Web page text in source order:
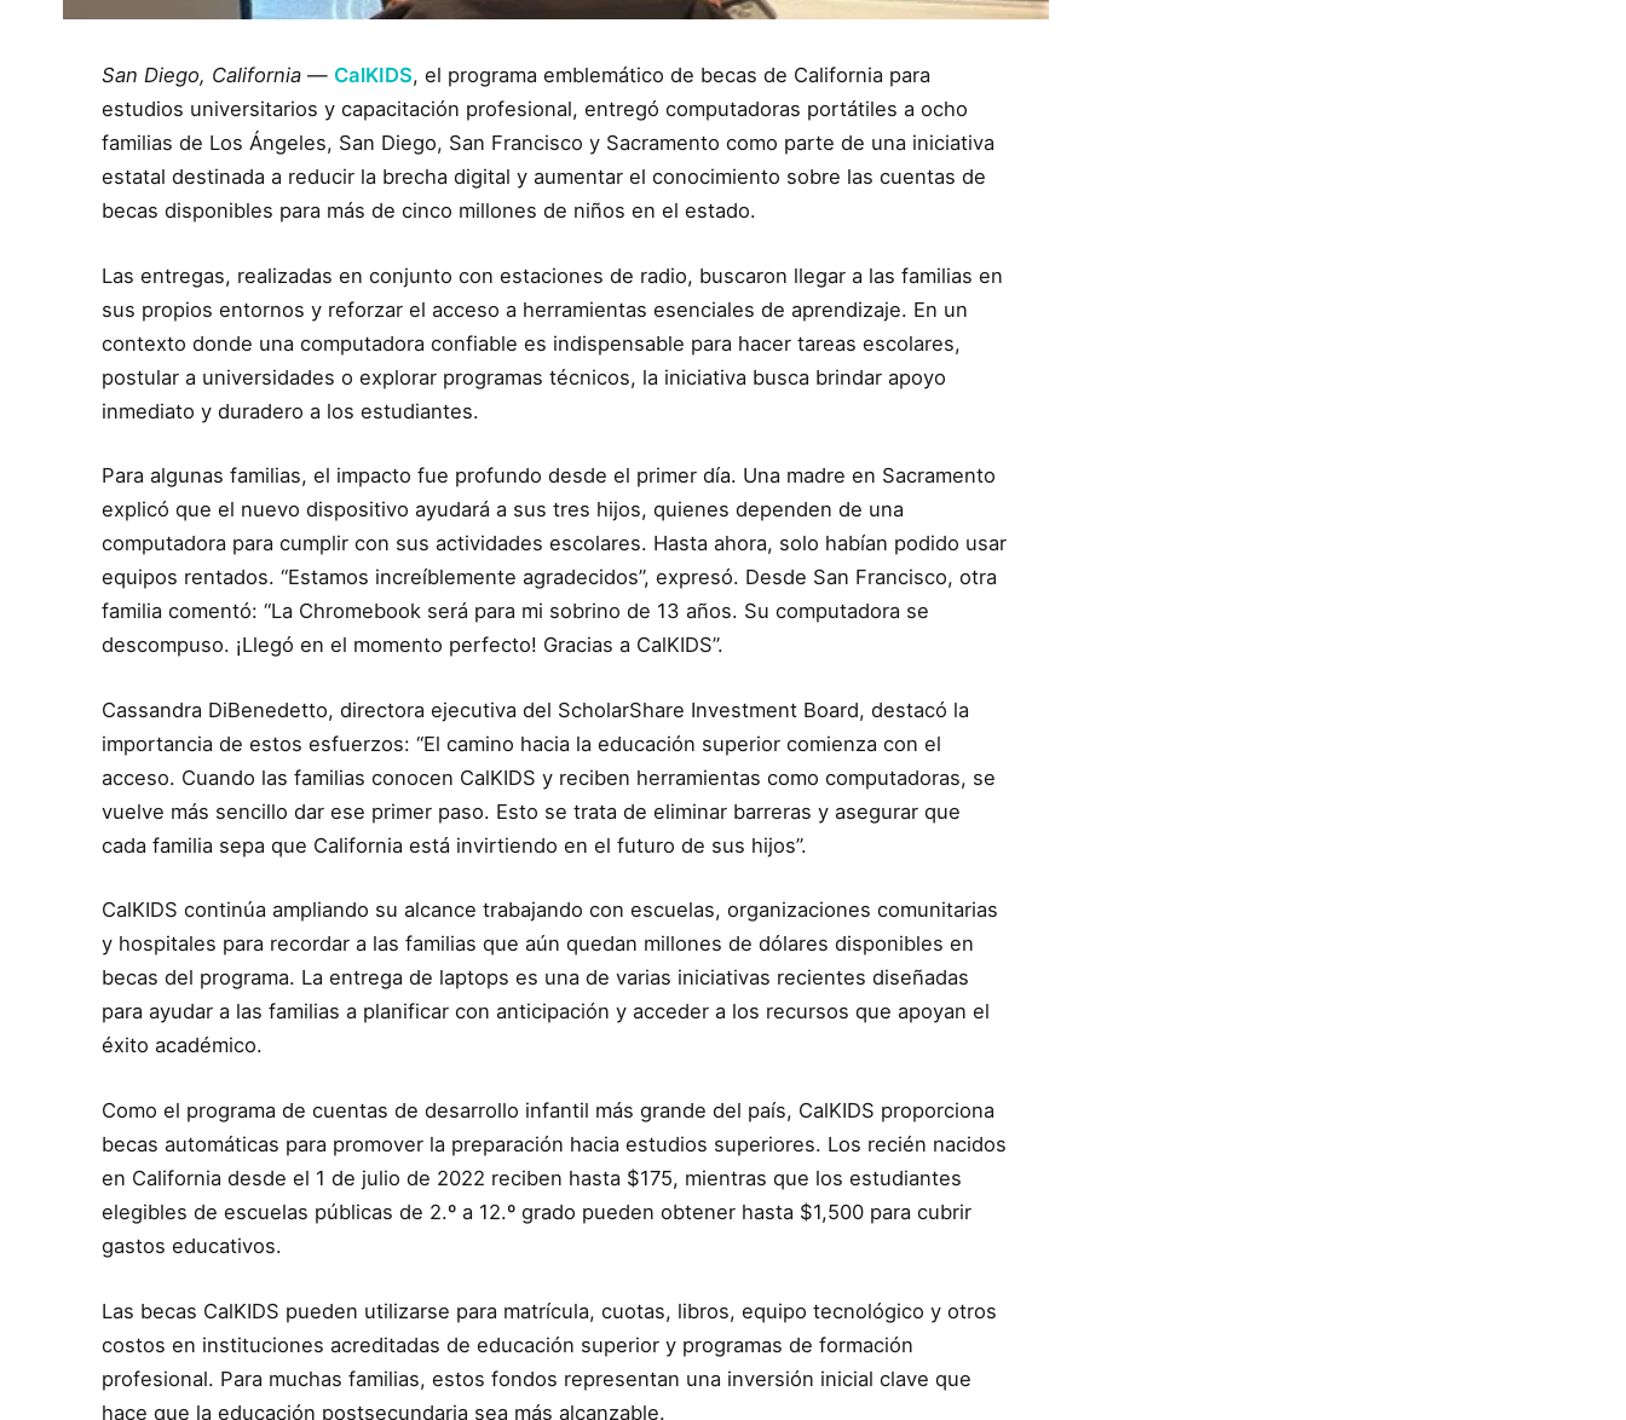
San Diego, California — CalKIDS, el programa emblemático de becas de California para
estudios universitarios y capacitación profesional, entregó computadoras portátiles a ocho
familias de Los Ángeles, San Diego, San Francisco y Sacramento como parte de una iniciativa
estatal destinada a reducir la brecha digital y aumentar el conocimiento sobre las cuentas de
becas disponibles para más de cinco millones de niños en el estado.
Las entregas, realizadas en conjunto con estaciones de radio, buscaron llegar a las familias en
sus propios entornos y reforzar el acceso a herramientas esenciales de aprendizaje. En un
contexto donde una computadora confiable es indispensable para hacer tareas escolares,
postular a universidades o explorar programas técnicos, la iniciativa busca brindar apoyo
inmediato y duradero a los estudiantes.
Para algunas familias, el impacto fue profundo desde el primer día. Una madre en Sacramento
explicó que el nuevo dispositivo ayudará a sus tres hijos, quienes dependen de una
computadora para cumplir con sus actividades escolares. Hasta ahora, solo habían podido usar
equipos rentados. “Estamos increíblemente agradecidos”, expresó. Desde San Francisco, otra
familia comentó: “La Chromebook será para mi sobrino de 13 años. Su computadora se
descompuso. ¡Llegó en el momento perfecto! Gracias a CalKIDS”.
Cassandra DiBenedetto, directora ejecutiva del ScholarShare Investment Board, destacó la
importancia de estos esfuerzos: “El camino hacia la educación superior comienza con el
acceso. Cuando las familias conocen CalKIDS y reciben herramientas como computadoras, se
vuelve más sencillo dar ese primer paso. Esto se trata de eliminar barreras y asegurar que
cada familia sepa que California está invirtiendo en el futuro de sus hijos”.
CalKIDS continúa ampliando su alcance trabajando con escuelas, organizaciones comunitarias
y hospitales para recordar a las familias que aún quedan millones de dólares disponibles en
becas del programa. La entrega de laptops es una de varias iniciativas recientes diseñadas
para ayudar a las familias a planificar con anticipación y acceder a los recursos que apoyan el
éxito académico.
Como el programa de cuentas de desarrollo infantil más grande del país, CalKIDS proporciona
becas automáticas para promover la preparación hacia estudios superiores. Los recién nacidos
en California desde el 1 de julio de 2022 reciben hasta $175, mientras que los estudiantes
elegibles de escuelas públicas de 2.º a 12.º grado pueden obtener hasta $1,500 para cubrir
gastos educativos.
Las becas CalKIDS pueden utilizarse para matrícula, cuotas, libros, equipo tecnológico y otros
costos en instituciones acreditadas de educación superior y programas de formación
profesional. Para muchas familias, estos fondos representan una inversión inicial clave que
hace que la educación postsecundaria sea más alcanzable.